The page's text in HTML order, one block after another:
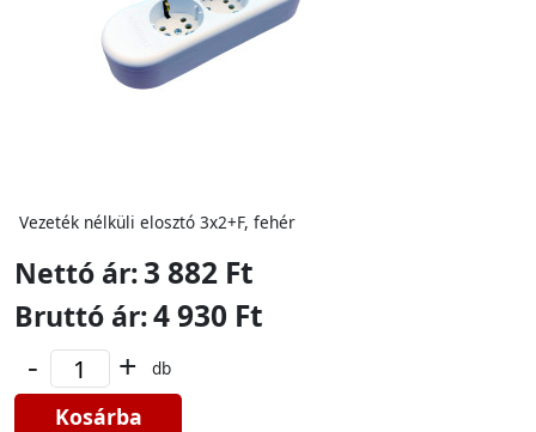
Vezeték nélküli elosztó 3x2+F, fehér
Nettó ár:3 882 Ft
Bruttó ár:4 930 Ft
- + db
Kosárba